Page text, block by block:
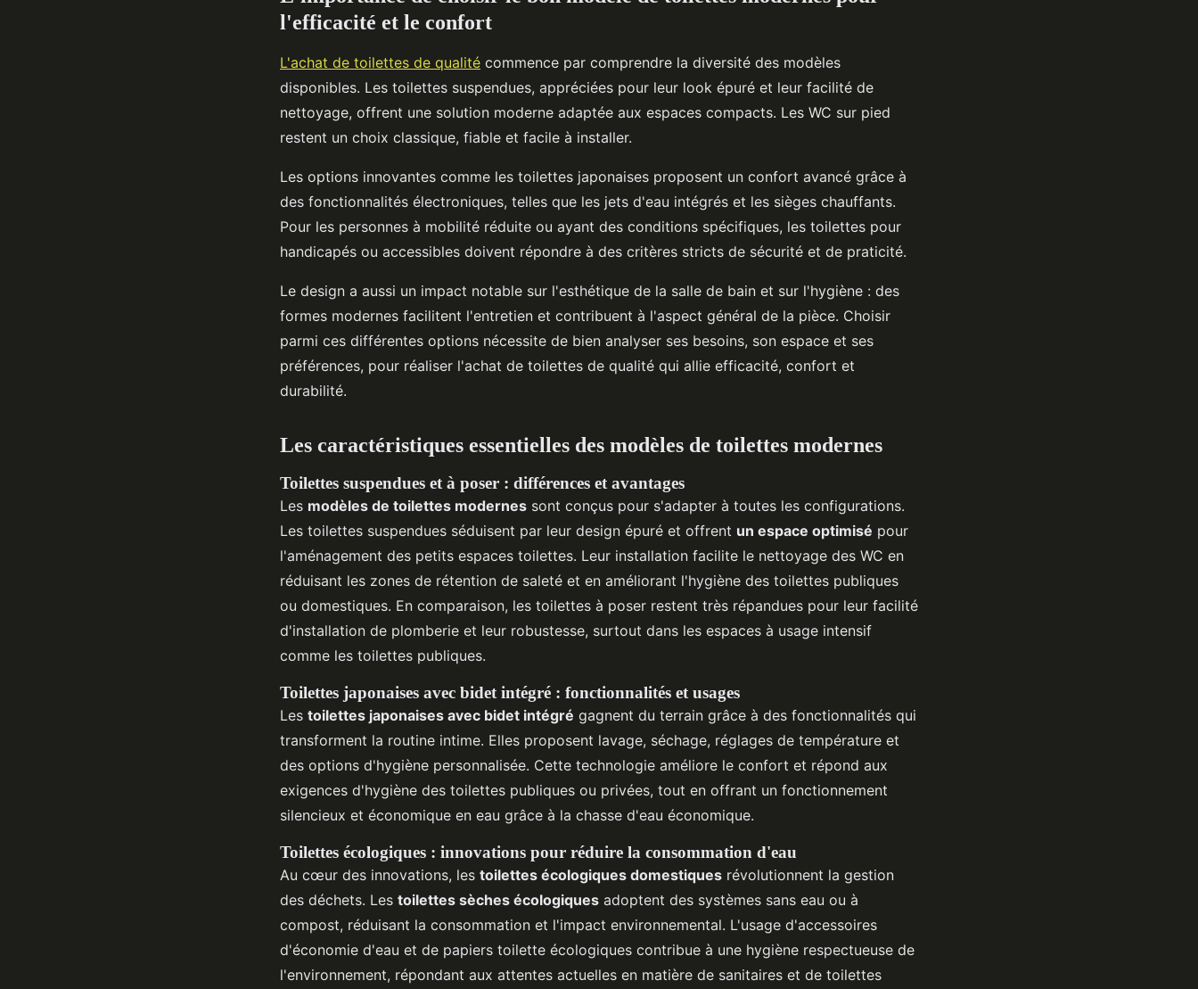
l'efficacité et le confort
L'achat de toilettes de qualité commence par comprendre la diversité des modèles
disponibles. Les toilettes suspendues, appréciées pour leur look épuré et leur facilité de
nettoyage, offrent une solution moderne adaptée aux espaces compacts. Les WC sur pied
restent un choix classique, fiable et facile à installer.
Les options innovantes comme les toilettes japonaises proposent un confort avancé grâce à
des fonctionnalités électroniques, telles que les jets d'eau intégrés et les sièges chauffants.
Pour les personnes à mobilité réduite ou ayant des conditions spécifiques, les toilettes pour
handicapés ou accessibles doivent répondre à des critères stricts de sécurité et de praticité.
Le design a aussi un impact notable sur l'esthétique de la salle de bain et sur l'hygiène : des
formes modernes facilitent l'entretien et contribuent à l'aspect général de la pièce. Choisir
parmi ces différentes options nécessite de bien analyser ses besoins, son espace et ses
préférences, pour réaliser l'achat de toilettes de qualité qui allie efficacité, confort et
durabilité.
Les caractéristiques essentielles des modèles de toilettes modernes
Toilettes suspendues et à poser : différences et avantages
Les modèles de toilettes modernes sont conçus pour s'adapter à toutes les configurations.
Les toilettes suspendues séduisent par leur design épuré et offrent un espace optimisé pour
l'aménagement des petits espaces toilettes. Leur installation facilite le nettoyage des WC en
réduisant les zones de rétention de saleté et en améliorant l'hygiène des toilettes publiques
ou domestiques. En comparaison, les toilettes à poser restent très répandues pour leur facilité
d'installation de plomberie et leur robustesse, surtout dans les espaces à usage intensif
comme les toilettes publiques.
Toilettes japonaises avec bidet intégré : fonctionnalités et usages
Les toilettes japonaises avec bidet intégré gagnent du terrain grâce à des fonctionnalités qui
transforment la routine intime. Elles proposent lavage, séchage, réglages de température et
des options d'hygiène personnalisée. Cette technologie améliore le confort et répond aux
exigences d'hygiène des toilettes publiques ou privées, tout en offrant un fonctionnement
silencieux et économique en eau grâce à la chasse d'eau économique.
Toilettes écologiques : innovations pour réduire la consommation d'eau
Au cœur des innovations, les toilettes écologiques domestiques révolutionnent la gestion
des déchets. Les toilettes sèches écologiques adoptent des systèmes sans eau ou à
compost, réduisant la consommation et l'impact environnemental. L'usage d'accessoires
d'économie d'eau et de papiers toilette écologiques contribue à une hygiène respectueuse de
l'environnement, répondant aux attentes actuelles en matière de sanitaires et de toilettes